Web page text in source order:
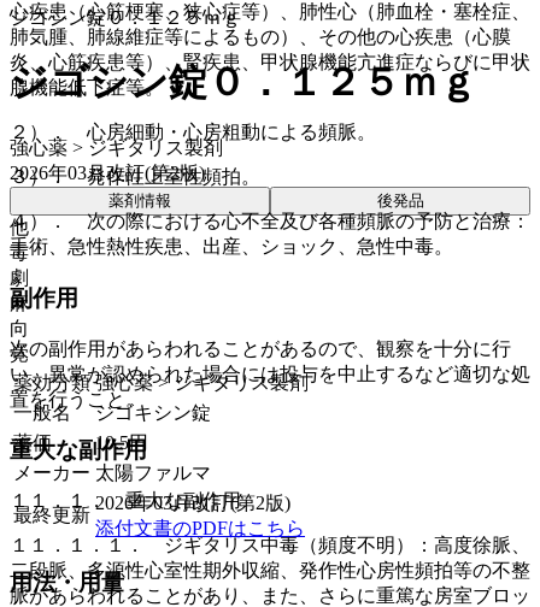
心疾患（心筋梗塞、狭心症等）、肺性心（肺血栓・塞栓症、
肺気腫、肺線維症等によるもの）、その他の心疾患（心膜
炎、心筋疾患等）、腎疾患、甲状腺機能亢進症ならびに甲状
腺機能低下症等。
２）． 心房細動・心房粗動による頻脈。
３）． 発作性上室性頻拍。
４）． 次の際における心不全及び各種頻脈の予防と治療：
手術、急性熱性疾患、出産、ショック、急性中毒。
副作用
次の副作用があらわれることがあるので、観察を十分に行
い、異常が認められた場合には投与を中止するなど適切な処
置を行うこと。
重大な副作用
１１．１． 重大な副作用
１１．１．１． ジギタリス中毒（頻度不明）：高度徐脈、
二段脈、多源性心室性期外収縮、発作性心房性頻拍等の不整
脈があらわれることがあり、また、さらに重篤な房室ブロッ
ジゴシン錠０．１２５ｍｇ
ジゴシン錠０．１２５ｍｇ
強心薬 > ジギタリス製剤
2026年03月改訂(第2版)
薬剤情報 後発品
他
毒
劇
麻
向
覚
薬効分類 強心薬 > ジギタリス製剤
一般名
ジゴキシン錠
薬価
10.5円
メーカー 太陽ファルマ
最終更新
2026年03月改訂(第2版)
添付文書のPDFはこちら
用法・用量